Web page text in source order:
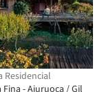
Fina - Aiuruoca / Gil